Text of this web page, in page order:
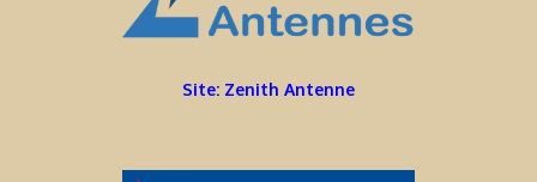
Site: Zenith Antenne